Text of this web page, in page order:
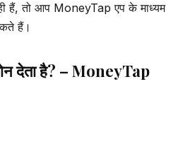
हैं, तो आप MoneyTap एप के माध्यम
हैं।
देता है? – MoneyTap